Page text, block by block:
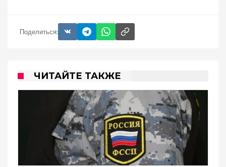
Поделиться:
ЧИТАЙТЕ ТАКЖЕ